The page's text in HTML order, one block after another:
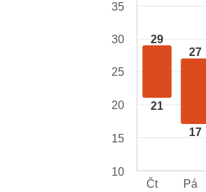
29
21
27
17
35
30
25
20
15
10
Čt
Pá